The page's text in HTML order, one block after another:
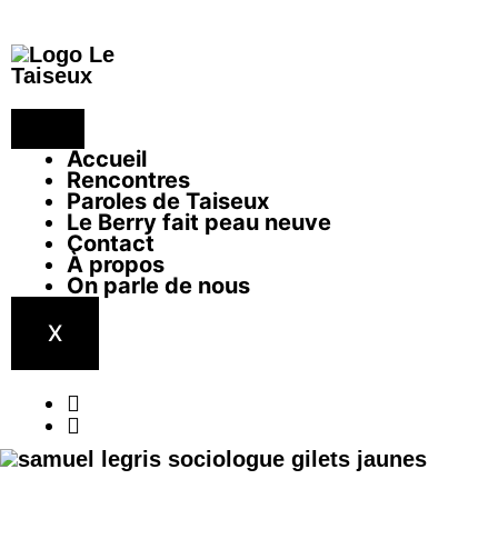
Accueil
Rencontres
Paroles de Taiseux
Le Berry fait peau neuve
Contact
À propos
On parle de nous
X